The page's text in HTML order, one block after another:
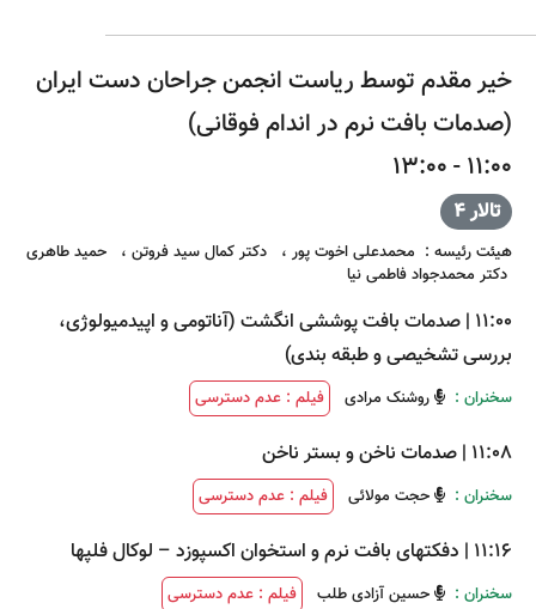
خیر مقدم توسط ریاست انجمن جراحان دست ایران
(صدمات بافت نرم در اندام فوقانی)
11:00 - 13:00
تالار 4
هیئت رئیسه : محمدعلی اخوت پور ، دکتر کمال سید فروتن ،
حمید طاهری
دکتر محمدجواد فاطمی نیا
11:00
| صدمات بافت پوششی انگشت (آناتومی و اپیدمیولوژی،
بررسی تشخیصی و طبقه بندی)
سخنران : روشنک مرادی فیلم : عدم دسترسی
11:08
| صدمات ناخن و بستر ناخن
سخنران : حجت مولائی فیلم : عدم دسترسی
11:16
| دفکتهای بافت نرم و استخوان اکسپوزد – لوکال فلپها
سخنران : حسین آزادی طلب فیلم : عدم دسترسی